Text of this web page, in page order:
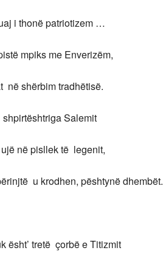
i thonë patriotizem …
mpiks me Enverizëm,
në shërbim tradhëtisë.
Salemit
në pisllek të legenit,
u krodhen, pështynë dhembët.
ësht’ tretë çorbë e Titizmit